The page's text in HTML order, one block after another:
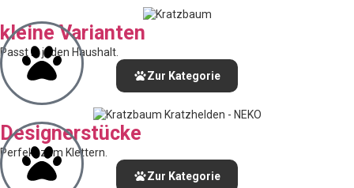
kleine Varianten
Passt in jeden Haushalt.
Zur Kategorie
Designerstücke
Perfekt zum Klettern.
Zur Kategorie